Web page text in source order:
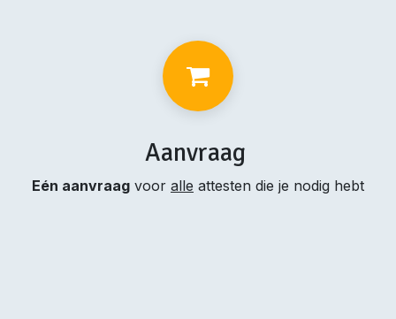
Aanvraag
Eén aanvraag voor alle attesten die je nodig hebt